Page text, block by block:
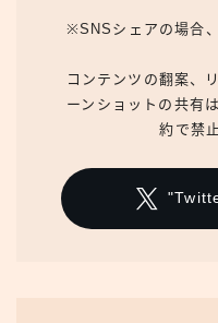
※SNSシェアの場合
コンテンツの翻案、
ーンショットの共有
約で禁